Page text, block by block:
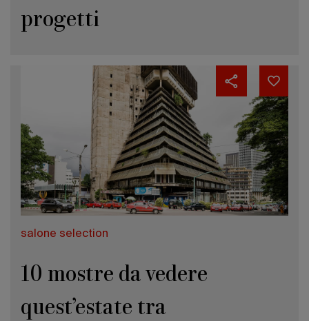
progetti
salone selection
10 mostre da vedere
quest’estate tra